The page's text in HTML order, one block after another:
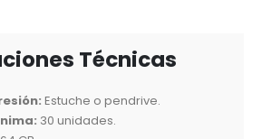
Técnicas
Estuche o pendrive.
30 unidades.